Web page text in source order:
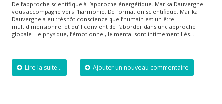
De l’approche scientifique à l’approche énergétique. Marika Dauvergne
vous accompagne vers l’harmonie. De formation scientifique, Marika
Dauvergne a eu très tôt conscience que l’humain est un être
multidimensionnel et qu’il convient de l’aborder dans une approche
globale : le physique, l’émotionnel, le mental sont intimement liés…
Lire la suite... Ajouter un nouveau commentaire